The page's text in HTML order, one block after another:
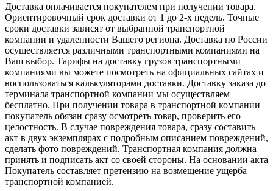
Доставка оплачивается покупателем при получении товара.
Ориентировочный срок доставки от 1 до 2-х недель. Точные
сроки доставки зависят от выбранной транспортной
компании и удаленности Вашего региона. Доставка по России
осуществляется различными транспортными компаниями на
Ваш выбор. Тарифы на доставку грузов транспортными
компаниями вы можете посмотреть на официальных сайтах и
воспользоваться калькуляторами доставки. Доставку заказа до
терминала транспортной компании мы осуществляем
бесплатно. При получении товара в транспортной компании
покупатель обязан сразу осмотреть товар, проверить его
целостность. В случае повреждения товара, сразу составить
акт в двух экземплярах с подробным описанием повреждений,
сделать фото повреждений. Транспортная компания должна
принять и подписать акт со своей стороны. На основании акта
Покупатель составляет претензию на возмещение ущерба
транспортной компанией.